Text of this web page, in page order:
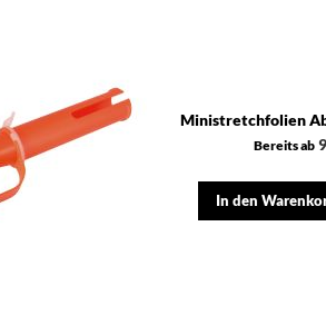
Ministretchfolien
Bereits ab
In den